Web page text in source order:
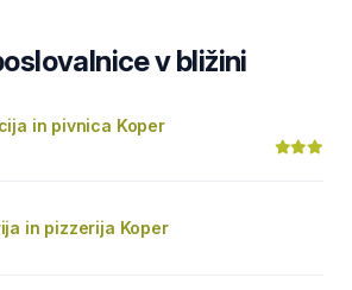
v bližini
in pivnica Koper
in pizzerija Koper